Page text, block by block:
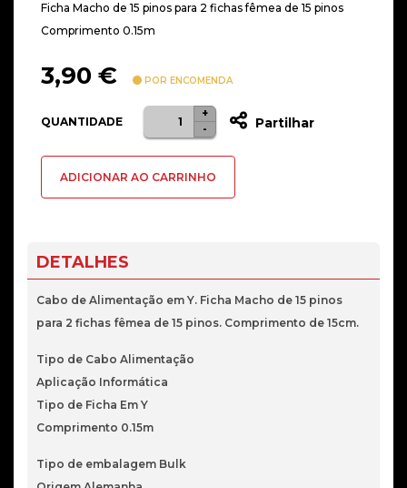
Ficha Macho de 15 pinos para 2 fichas fêmea de 15 pinos
Comprimento 0.15m
3,90 € POR ENCOMENDA
QUANTIDADE
Quantidade
de
ALIMENTACAO
MACHO
X
2
15P
,
15CM
-
+
Partilhar
ADICIONAR AO CARRINHO
DETALHES
Cabo de Alimentação em Y. Ficha Macho de 15 pinos
para 2 fichas fêmea de 15 pinos. Comprimento de 15cm.
Tipo de Cabo Alimentação
Aplicação Informática
Tipo de Ficha Em Y
Comprimento 0.15m
Tipo de embalagem Bulk